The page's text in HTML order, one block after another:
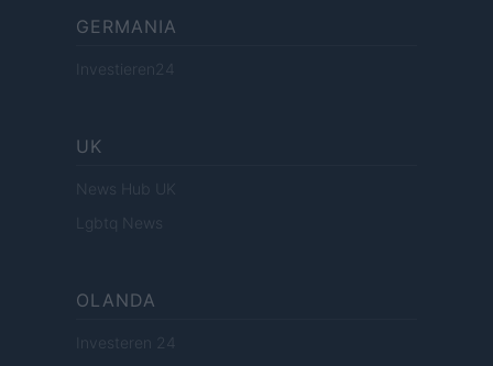
GERMANIA
Investieren24
UK
News Hub UK
Lgbtq News
OLANDA
Investeren 24